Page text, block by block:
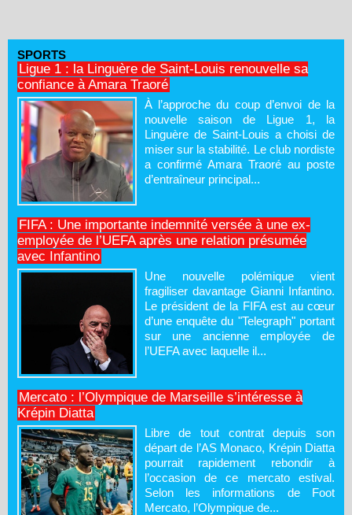
SPORTS
Ligue 1 : la Linguère de Saint-Louis renouvelle sa
confiance à Amara Traoré
À l’approche du coup d’envoi de la
nouvelle saison de Ligue 1, la
Linguère de Saint-Louis a choisi de
miser sur la stabilité. Le club nordiste
a confirmé Amara Traoré au poste
d’entraîneur principal...
FIFA : Une importante indemnité versée à une ex-
employée de l’UEFA après une relation présumée
avec Infantino
Une nouvelle polémique vient
fragiliser davantage Gianni Infantino.
Le président de la FIFA est au cœur
d’une enquête du "Telegraph" portant
sur une ancienne employée de
l’UEFA avec laquelle il...
Mercato : l’Olympique de Marseille s’intéresse à
Krépin Diatta
Libre de tout contrat depuis son
départ de l’AS Monaco, Krépin Diatta
pourrait rapidement rebondir à
l’occasion de ce mercato estival.
Selon les informations de Foot
Mercato, l’Olympique de...